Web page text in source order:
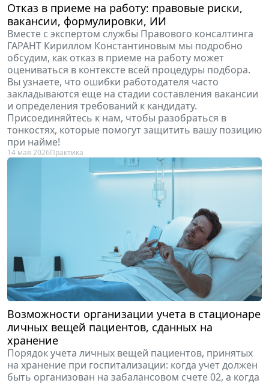
Отказ в приеме на работу: правовые риски,
вакансии, формулировки, ИИ
Вместе с экспертом службы Правового консалтинга
ГАРАНТ Кириллом Константиновым мы подробно
обсудим, как отказ в приеме на работу может
оцениваться в контексте всей процедуры подбора.
Вы узнаете, что ошибки работодателя часто
закладываются еще на стадии составления вакансии
и определения требований к кандидату.
Присоединяйтесь к нам, чтобы разобраться в
тонкостях, которые помогут защитить вашу позицию
при найме!
14 мая 2026Практика
Возможности организации учета в стационаре
личных вещей пациентов, сданных на
хранение
Порядок учета личных вещей пациентов, принятых
на хранение при госпитализации: когда учет должен
быть организован на забалансовом счете 02, а когда